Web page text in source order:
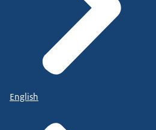
English